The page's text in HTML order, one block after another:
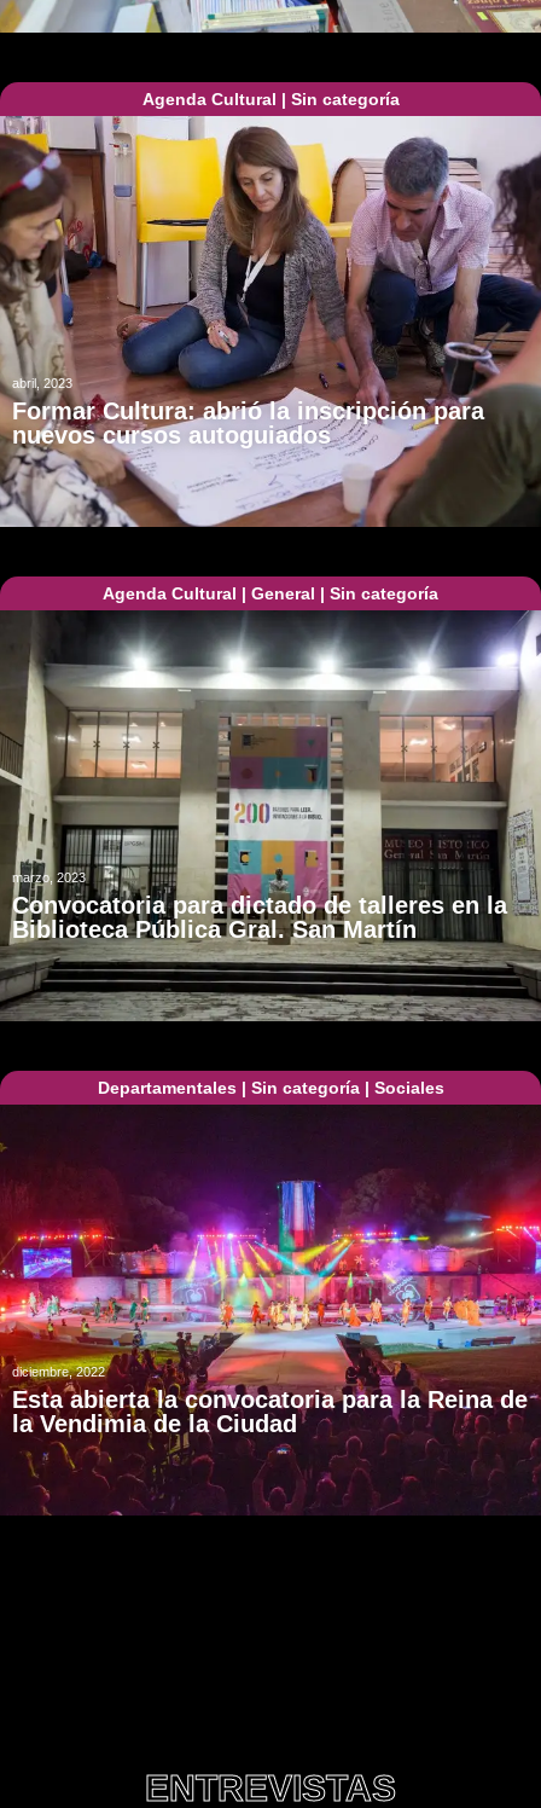
Agenda Cultural | Sin categoría
abril, 2023
Formar Cultura: abrió la inscripción para
nuevos cursos autoguiados
Agenda Cultural | General | Sin categoría
marzo, 2023
Convocatoria para dictado de talleres en la
Biblioteca Pública Gral. San Martín
Departamentales| Sin categoría| Sociales
diciembre, 2022
Esta abierta la convocatoria para la Reina de
la Vendimia de la Ciudad
ENTREVISTAS